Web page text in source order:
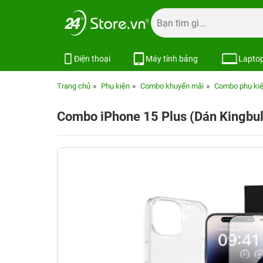
Điện thoại Máy tính bảng
Trang chủ Phụ kiện Combo khuyến mãi Combo phụ
Combo iPhone 15 Plus (Dán